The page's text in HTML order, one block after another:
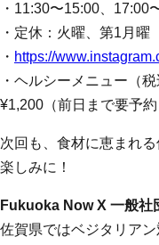
・11:30〜15:00、17:00
・定休：火曜、第1月曜
・ https://
・ヘルシーメニュー（
¥1,200（前日まで要予約
次回も、食材に恵まれ
楽しみに！
Fukuoka Now X 一般社
佐賀県ではベジタリア